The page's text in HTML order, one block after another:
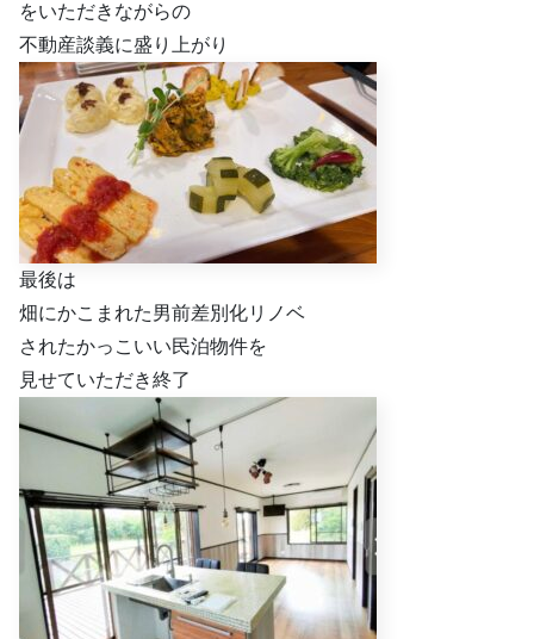
をいただきながらの
不動産談義に盛り上がり
最後は
畑にかこまれた男前差別化リノベ
されたかっこいい民泊物件を
見せていただき終了